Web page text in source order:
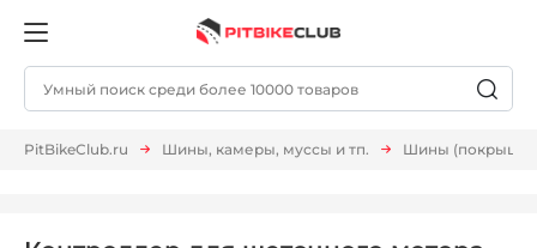
PitBikeClub.ru Шины, камеры, муссы и тп. Шины